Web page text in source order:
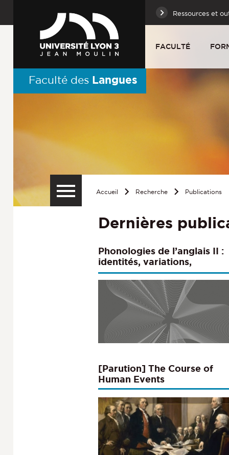
Ressources et
FACULTÉ
Faculté des Langues
Accueil Recherche Publications
Dernières
Phonologies de l’anglais II :
identités, variations,
représentations
[Parution] The Course of
Human Events